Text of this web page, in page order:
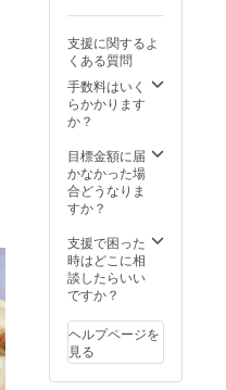
支援に関するよ
くある質問
手数料はいく
らかかります
か？
目標金額に届
かなかった場
合どうなりま
すか？
支援で困った
時はどこに相
談したらいい
ですか？
ヘルプページを
見る